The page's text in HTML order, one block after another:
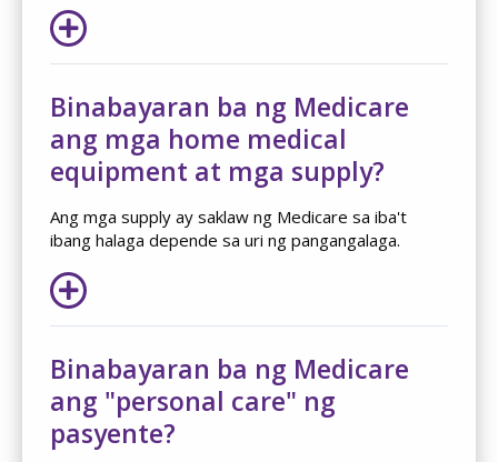
Binabayaran ba ng Medicare
ang mga home medical
equipment at mga supply?
Ang mga supply ay saklaw ng Medicare sa iba't
ibang halaga depende sa uri ng pangangalaga.
Binabayaran ba ng Medicare
ang "personal care" ng
pasyente?